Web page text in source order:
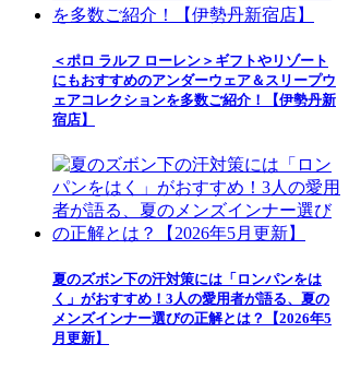
＜ポロ ラルフ ローレン＞ギフトやリゾート
にもおすすめのアンダーウェア＆スリープウ
ェアコレクションを多数ご紹介！【伊勢丹新
宿店】
夏のズボン下の汗対策には「ロンパンをは
く」がおすすめ！3人の愛用者が語る、夏の
メンズインナー選びの正解とは？【2026年5
月更新】